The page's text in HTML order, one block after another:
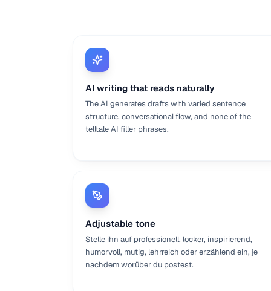
AI writing that reads naturally
The AI generates drafts with varied sentence
structure, conversational flow, and none of the
telltale AI filler phrases.
Adjustable tone
Stelle ihn auf professionell, locker, inspirierend,
humorvoll, mutig, lehrreich oder erzählend ein, je
nachdem worüber du postest.